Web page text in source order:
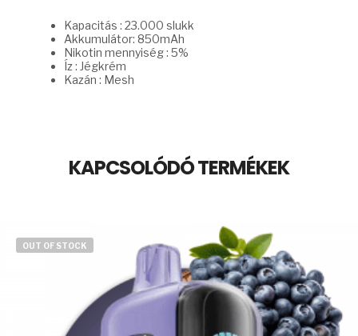
Kapacitás : 23.000 slukk
Akkumulátor: 850mAh
Nikotin mennyiség : 5%
Íz : Jégkrém
Kazán : Mesh
KAPCSOLÓDÓ TERMÉKEK
OUT OF STOCK